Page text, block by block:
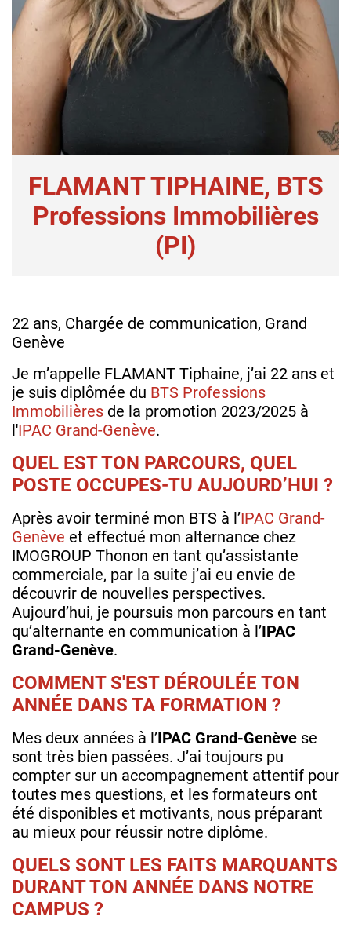
FLAMANT TIPHAINE, BTS
Professions Immobilières
(PI)
22 ans, Chargée de communication, Grand
Genève
Je m’appelle FLAMANT Tiphaine, j’ai 22 ans et
je suis diplômée du BTS Professions
Immobilières de la promotion 2023/2025 à
l'IPAC Grand-Genève.
QUEL EST TON PARCOURS, QUEL
POSTE OCCUPES-TU AUJOURD’HUI ?
Après avoir terminé mon BTS à l’IPAC Grand-
Genève et effectué mon alternance chez
IMOGROUP Thonon en tant qu’assistante
commerciale, par la suite j’ai eu envie de
découvrir de nouvelles perspectives.
Aujourd’hui, je poursuis mon parcours en tant
qu’alternante en communication à l’IPAC
Grand-Genève.
COMMENT S'EST DÉROULÉE TON
ANNÉE DANS TA FORMATION ?
Mes deux années à l’IPAC Grand-Genève se
sont très bien passées. J’ai toujours pu
compter sur un accompagnement attentif pour
toutes mes questions, et les formateurs ont
été disponibles et motivants, nous préparant
au mieux pour réussir notre diplôme.
QUELS SONT LES FAITS MARQUANTS
DURANT TON ANNÉE DANS NOTRE
CAMPUS ?